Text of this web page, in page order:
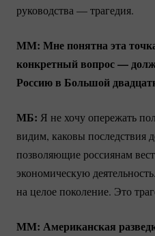
руководства — трагедия.
ММ: Мне понятна эта
конкретный вопрос —
Россию в Большой
МБ: Я не хочу опережать
видим, каковы последствия
позволяющие россиянам
экономическую
на целое поколение. Это
ММ: Американская